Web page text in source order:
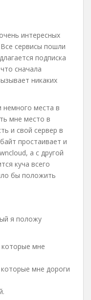
интересных
сервисы пошли
подписка
сначала
никаких
немного места в
мне место в
и свой сервер в
простаивает и
а с другой
куча всего
бы положить
я положу
которые мне
мне дороги